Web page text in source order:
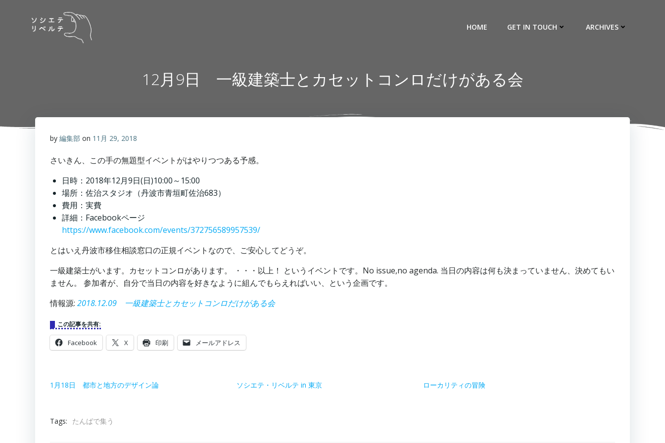
HOME GET IN TOUCH ARCHIVES
12月9日 一級建築士とカセットコンロだけがある会
by 編集部 on 11月 29, 2018
さいきん、この手の無題型イベントがはやりつつある予感。
日時：2018年12月9日(日)10:00～15:00
場所：佐治スタジオ（丹波市青垣町佐治683）
費用：実費
詳細：Facebookページ
https://www.facebook.com/events/372756589957539/
とはいえ丹波市移住相談窓口の正規イベントなので、ご安心してどうぞ。
一級建築士がいます。カセットコンロがあります。 ・・・以上！ というイベントです。No issue,no agenda. 当日の内容は何も決まっていません、決めてもい
ません。 参加者が、自分で当日の内容を好きなように組んでもらえればいい、という企画です。
情報源: 2018.12.09 一級建築士とカセットコンロだけがある会
この記事を共有:
Facebook X 印刷 メールアドレス
1月18日 都市と地方のデザイン論 ソシエテ・リベルテ in 東京 ローカリティの冒険
Tags: たんばで集う